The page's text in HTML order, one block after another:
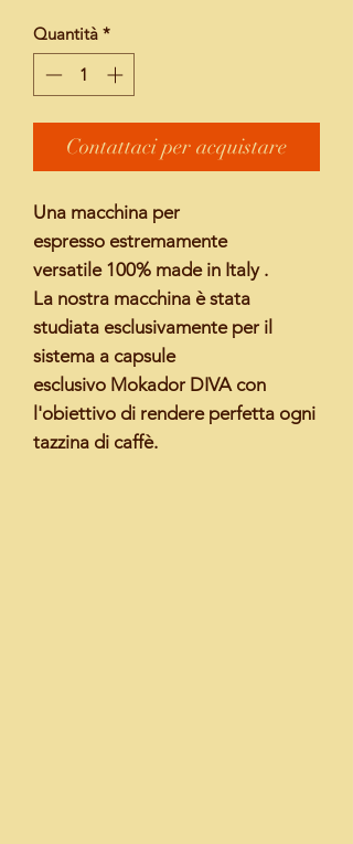
Quantità *
Contattaci per acquistare
Una macchina per
espresso estremamente
versatile 100% made in Italy.
La nostra macchina è stata
studiata esclusivamente per il
sistema a capsule
esclusivo Mokador DIVA con
l'obiettivo di rendere perfetta ogni
tazzina di caffè.